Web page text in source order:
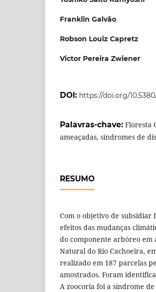
Franklin Galvão
Robson Louiz Capretz
Victor Pereira Zwiener
DOI: https://doi.org/
Palavras-chave: Floresta
ameaçadas, síndromes de
RESUMO
Com o objetivo de subsidiar
efeitos das mudanças
do componente arbóreo em
Natural do Rio Cachoeira,
realizado em 187 parcelas
amostrados. Foram
A zoocoria foi a síndrome de